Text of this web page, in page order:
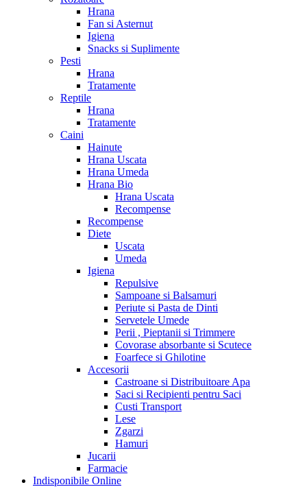
Hrana
Fan si Asternut
Igiena
Snacks si Suplimente
Pesti
Hrana
Tratamente
Reptile
Hrana
Tratamente
Caini
Hainute
Hrana Uscata
Hrana Umeda
Hrana Bio
Hrana Uscata
Recompense
Recompense
Diete
Uscata
Umeda
Igiena
Repulsive
Sampoane si Balsamuri
Periute si Pasta de Dinti
Servetele Umede
Perii , Pieptanii si Trimmere
Covorase absorbante si Scutece
Foarfece si Ghilotine
Accesorii
Castroane si Distribuitoare Apa
Saci si Recipienti pentru Saci
Custi Transport
Lese
Zgarzi
Hamuri
Jucarii
Farmacie
Indisponibile Online